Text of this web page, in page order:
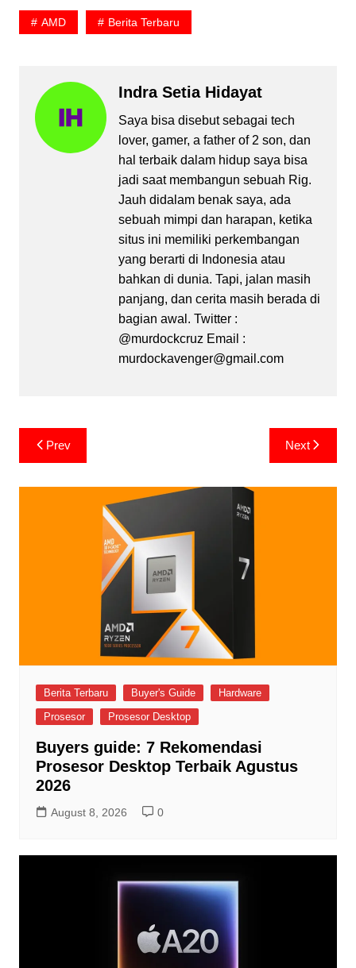
AMD Berita Terbaru
Indra Setia Hidayat
Saya bisa disebut sebagai tech
lover, gamer, a father of 2 son, dan
hal terbaik dalam hidup saya bisa
jadi saat membangun sebuah Rig.
Jauh didalam benak saya, ada
sebuah mimpi dan harapan, ketika
situs ini memiliki perkembangan
yang berarti di Indonesia atau
bahkan di dunia. Tapi, jalan masih
panjang, dan cerita masih berada di
bagian awal. Twitter :
@murdockcruz Email :
murdockavenger@gmail.com
Post
navigation
Prev Next
Berita Terbaru Buyer's Guide
Hardware
Prosesor
Prosesor Desktop
Buyers guide: 7 Rekomendasi
Prosesor Desktop Terbaik Agustus
2026
August 8, 2026 0